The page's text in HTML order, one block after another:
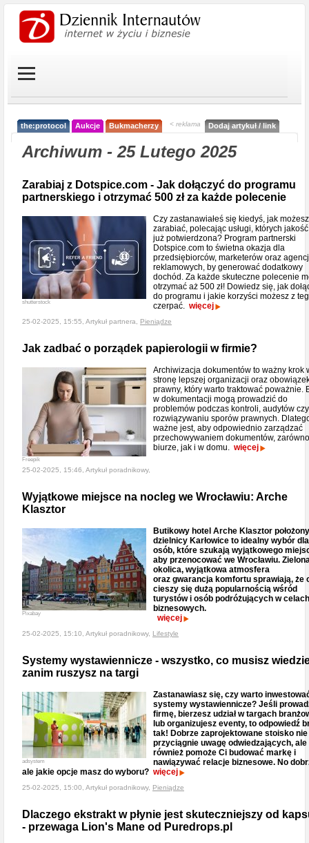
the:protocol Aukcje Bukmacherzy < reklama Dodaj artykuł / link
Archiwum - 25 Lutego 2025
Zarabiaj z Dotspice.com - Jak dołączyć do programu
partnerskiego i otrzymać 500 zł za każde polecenie
shutterstock
Czy zastanawiałeś się kiedyś, jak możesz
zarabiać, polecając usługi, których
już potwierdzona? Program partnerski
Dotspice.com to świetna okazja dla
przedsiębiorców, marketerów oraz
reklamowych, by generować dodatkowy
dochód. Za każde skuteczne polecenie
otrzymać aż 500 zł! Dowiedz się, jak
do programu i jakie korzyści możesz z
czerpać. więcej
25-02-2025, 15:55, Artykuł partnera, Pieniądze
Jak zadbać o porządek papierologii w firmie?
Freepik
Archiwizacja dokumentów to ważny krok
stronę lepszej organizacji oraz
prawny, który warto traktować poważnie.
w dokumentacji mogą prowadzić do
problemów podczas kontroli, audytów
rozwiązywaniu sporów prawnych.
ważne jest, aby odpowiednio zarządzać
przechowywaniem dokumentów,
biurze, jak i w domu. więcej
25-02-2025, 15:46, Artykuł poradnikowy,
Wyjątkowe miejsce na nocleg we Wrocławiu: Arche
Klasztor
Pixabay
Butikowy hotel Arche Klasztor
dzielnicy Karłowice to idealny wybór dla
osób, które szukają wyjątkowego
aby przenocować we Wrocławiu.
okolica, wyjątkowa atmosfera
oraz gwarancja komfortu sprawiają, że
cieszy się dużą popularnością wśród
turystów i osób podróżujących w celach
biznesowych.
więcej
25-02-2025, 15:10, Artykuł poradnikowy, Lifestyle
Systemy wystawiennicze - wszystko, co musisz
zanim ruszysz na targi
adsystem
Zastanawiasz się, czy warto
systemy wystawiennicze? Jeśli
firmę, bierzesz udział w targach
lub organizujesz eventy, to odpowiedź
tak! Dobrze zaprojektowane stoisko
przyciągnie uwagę odwiedzających, ale
również pomoże Ci budować markę i
nawiązywać relacje biznesowe. No
ale jakie opcje masz do wyboru? więcej
25-02-2025, 15:00, Artykuł poradnikowy, Pieniądze
Dlaczego ekstrakt w płynie jest skuteczniejszy od
- przewaga Lion's Mane od Puredrops.pl